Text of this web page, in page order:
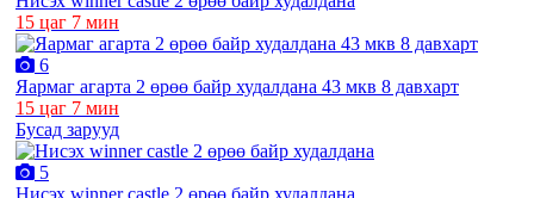
15 цаг 7 мин
6
Яармаг агарта 2 өрөө байр худалдана 43 мкв 8 давхарт
15 цаг 7 мин
Бусад зарууд
5
Нисэх winner castle 2 өрөө байр худалдана